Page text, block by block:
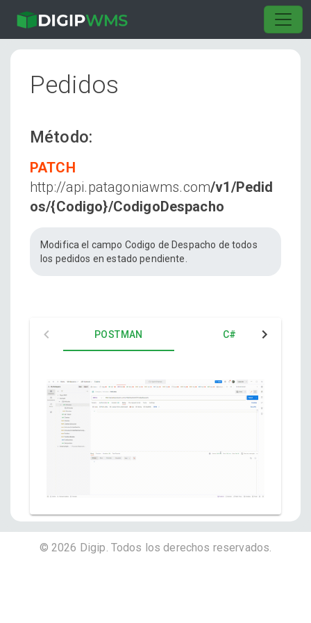
Pedidos
Método:
PATCH
http://api.patagoniawms.com/v1/Pedid
os/{Codigo}/CodigoDespacho
Modifica el campo Codigo de Despacho de todos
los pedidos en estado pendiente.
POSTMAN C#
© 2026 Digip. Todos los derechos reservados.